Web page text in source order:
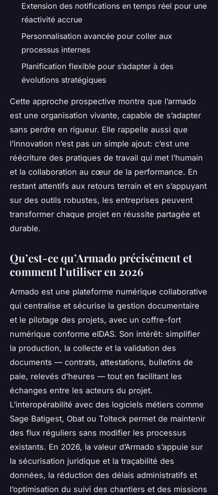
Extension des notifications en temps réel pour une
réactivité accrue
Personnalisation avancée pour coller aux
processus internes
Planification flexible pour s’adapter à des
évolutions stratégiques
Cette approche prospective montre que l’armado
est une organisation vivante, capable de s’adapter
sans perdre en rigueur. Elle rappelle aussi que
l’innovation n’est pas un simple ajout: c’est une
réécriture des pratiques de travail qui met l’humain
et la collaboration au cœur de la performance. En
restant attentifs aux retours terrain et en s’appuyant
sur des outils robustes, les entreprises peuvent
transformer chaque projet en réussite partagée et
durable.
Qu’est-ce qu’Armado précisément et
comment l’utiliser en 2026
Armado est une plateforme numérique collaborative
qui centralise et sécurise la gestion documentaire
et le pilotage des projets, avec un coffre-fort
numérique conforme eIDAS. Son intérêt: simplifier
la production, la collecte et la validation des
documents — contrats, attestations, bulletins de
paie, relevés d’heures — tout en facilitant les
échanges entre les acteurs du projet.
L’interopérabilité avec des logiciels métiers comme
Sage Batigest, Obat ou Tolteck permet de maintenir
des flux réguliers sans modifier les processus
existants. En 2026, la valeur d’Armado s’appuie sur
la sécurisation juridique et la traçabilité des
données, la réduction des délais administratifs et
l’optimisation du suivi des chantiers et des missions